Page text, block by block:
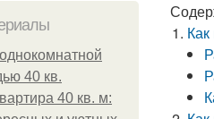
40 кв.
40 кв. м: